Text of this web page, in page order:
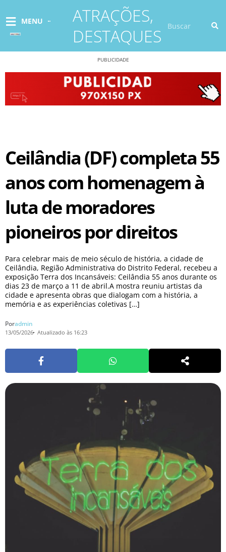
conteúdo
MENU ATRAÇÕES,
DESTAQUES
PUBLICIDADE
Ceilândia (DF) completa 55
anos com homenagem à
luta de moradores
pioneiros por direitos
Para celebrar mais de meio século de história, a cidade de
Ceilândia, Região Administrativa do Distrito Federal, recebeu a
exposição Terra dos Incansáveis: Ceilândia 55 anos durante os
dias 23 de março a 11 de abril.A mostra reuniu artistas da
cidade e apresenta obras que dialogam com a história, a
memória e as experiências coletivas […]
Poradmin
13/05/2026 Atualizado às 16:23